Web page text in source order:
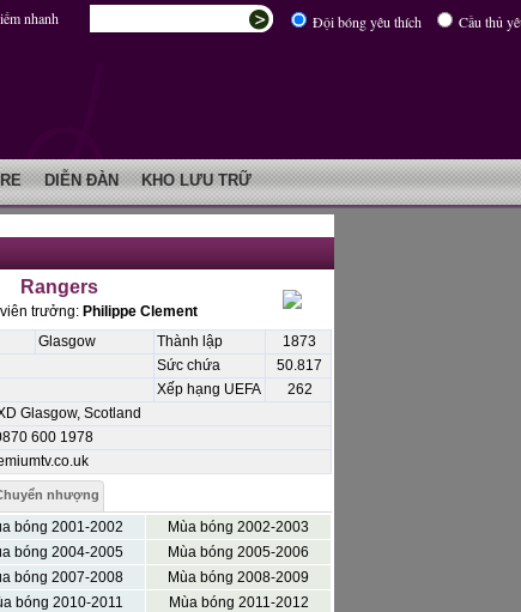
Đội bóng yêu thích Cầu thủ
nhanh
DIỄN ĐÀN KHO LƯU TRỮ
Rangers
trưởng: Philippe Clement
Glasgow Thành lập
1873
Sức chứa
50.817
Xếp hạng UEFA
262
Glasgow, Scotland
600 1978
nhượng
bóng 2001-2002
Mùa bóng 2002-2003
bóng 2004-2005
Mùa bóng 2005-2006
bóng 2007-2008
Mùa bóng 2008-2009
bóng 2010-2011
Mùa bóng 2011-2012